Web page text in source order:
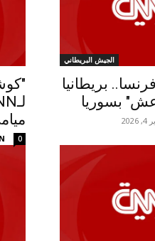
الجيش البريطاني
بريطانيا
بسوريا
0